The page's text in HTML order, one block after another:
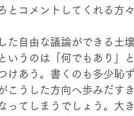
とコメントしてくれる方
た自由な議論ができる土
いうのは「何でもあり」
あう。書くのも多少恥
こうした方向へ歩みだす
ってしまうでしょう。大